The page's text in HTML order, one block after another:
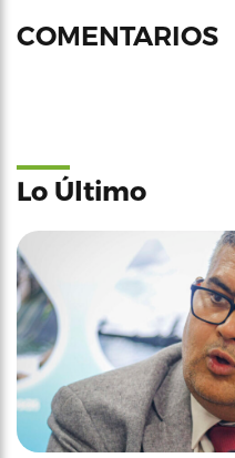
COMENTARIOS
Lo Último